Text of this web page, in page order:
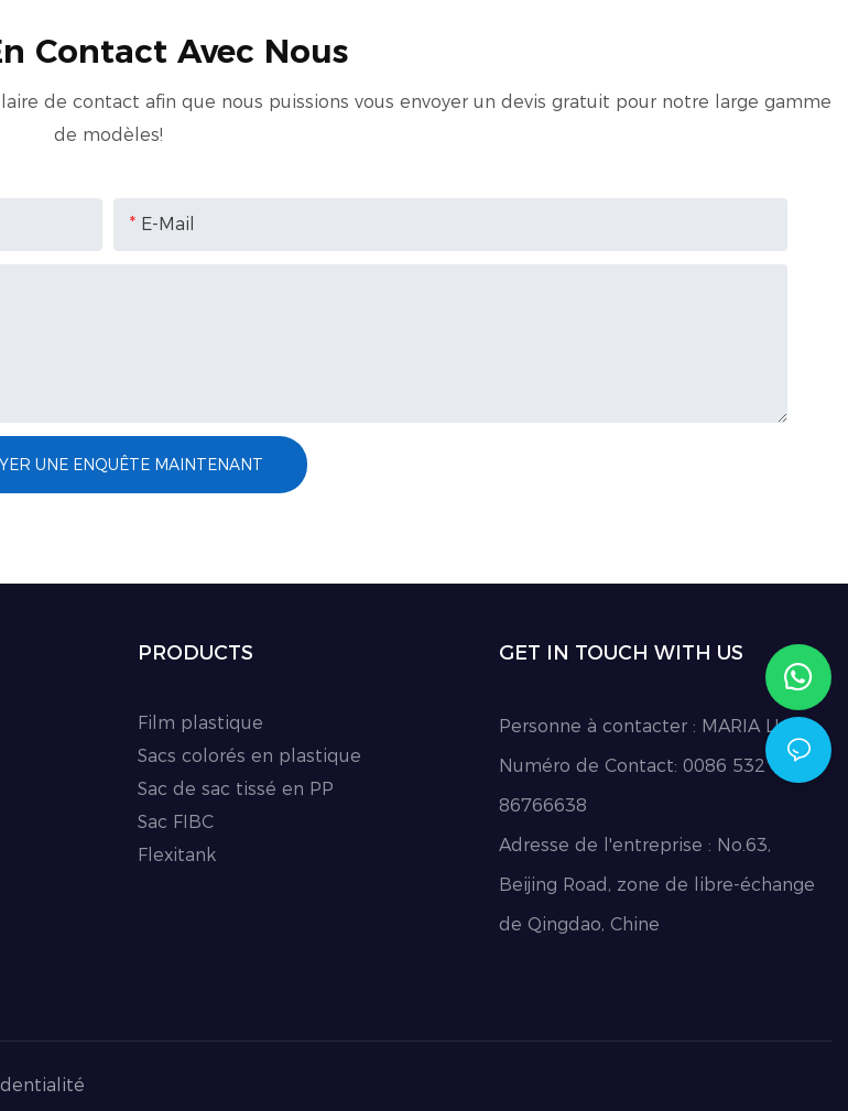
Contact Avec Nous
de contact afin que nous puissions vous envoyer un devis gratuit pour notre large gamme
de modèles!
E-Mail
UNE ENQUÊTE MAINTENANT
PRODUCTS
Film plastique
Sacs colorés en plastique
Sac de sac tissé en PP
Sac FIBC
Flexitank
GET IN TOUCH WITH US
Personne à contacter : MARIA LI
Numéro de Contact: 0086 532
86766638
Adresse de l'entreprise : No.63,
Beijing Road, zone de libre-échange
de Qingdao, Chine